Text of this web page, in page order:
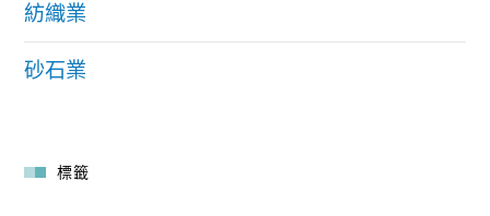
紡織業
砂石業
標籤